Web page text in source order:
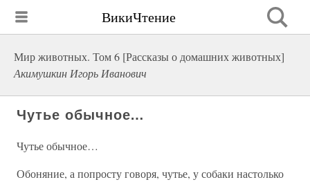
ВикиЧтение
Мир животных. Том 6 [Рассказы о домашних животных]
Акимушкин Игорь Иванович
Чутье обычное…
Чутье обычное…
Обоняние, а попросту говоря, чутье, у собаки настолько